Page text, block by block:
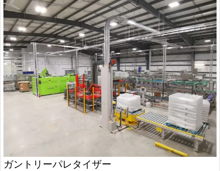
ルトによって運ばれ、空気のメカニズムによって一列に並べ
られる(各列に4つのバケツ、これは顧客がカスタマイズする
ことができる)。
ガントリーパレタイザー